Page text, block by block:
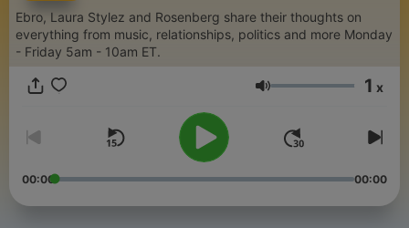
Ebro, Laura Stylez and Rosenberg share their thoughts on
everything from music, relationships, politics and more Monday
- Friday 5am - 10am ET.
Volumen 1 x
00:00 00:00